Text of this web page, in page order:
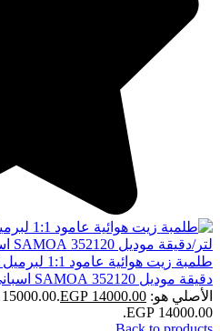
دقيقة موديل 352120 SAMOA اسباني
الأصلي هو: EGP 15000.00.
EGP 14000.00
EGP 14000.00.